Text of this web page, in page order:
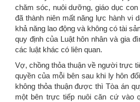
chăm sóc, nuôi dưỡng, giáo dục
đã thành niên mất năng lực hành vi
khả năng lao động và không có tài
quy định của Luật hôn nhân và gia
các luật khác có liên quan.
Vợ, chồng thỏa thuận về người trực
quyền của mỗi bên sau khi ly hôn
không thỏa thuận được thì Tòa án
một bên trực tiếp nuôi căn cứ vào